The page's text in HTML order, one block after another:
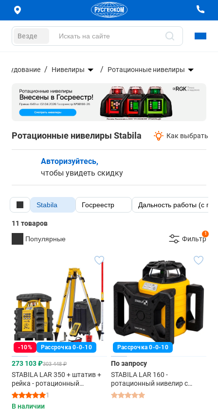
Везде
Нивелиры Ротационные нивелиры
Ротационные нивелиры Stabila Как выбрать
Авторизуйтесь,
чтобы увидеть скидку
Stabila Госреестр Дальность работы (с
11 товаров
Популярные
1
Фильтр
-10% Рассрочка 0-0-10
273 103 ₽303 448 ₽
STABILA LAR 350 + штатив +
рейка - ротационный
нивелир с красным лучом
1
В наличии
Рассрочка 0-0-10
По запросу
STABILA LAR 160 -
ротационный нивелир с
красным лучом